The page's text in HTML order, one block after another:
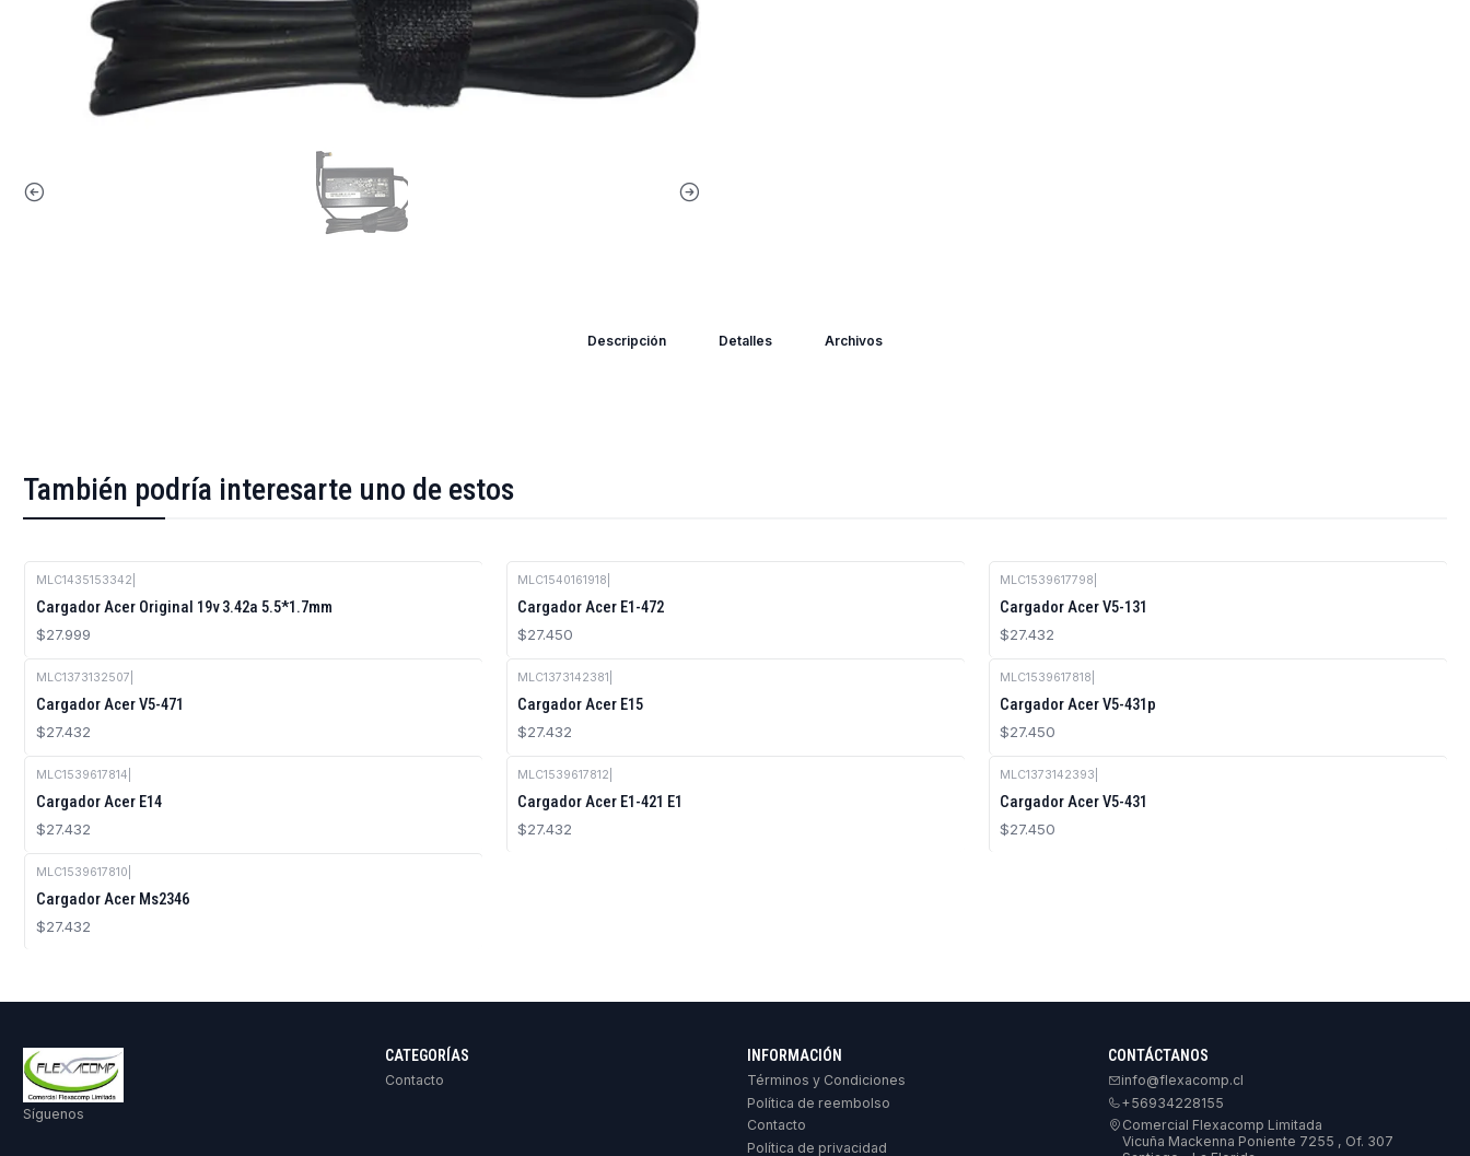
Descripción Detalles Archivos
También podría interesarte uno de estos
MLC1435153342
Cargador Acer Original 19v 3.42a 5.5*1.7mm
$27.999
MLC1540161918
Cargador Acer E1-472
$27.450
MLC1539617798
Cargador Acer V5-131
$27.432
MLC1373132507
Cargador Acer V5-471
$27.432
MLC1373142381
Cargador Acer E15
$27.432
MLC1539617818
Cargador Acer V5-431p
$27.450
MLC1539617814
Cargador Acer E14
$27.432
MLC1539617812
Cargador Acer E1-421 E1
$27.432
MLC1373142393
Cargador Acer V5-431
$27.450
MLC1539617810
Cargador Acer Ms2346
$27.432
Síguenos
CATEGORÍAS
Contacto
INFORMACIÓN
Términos y Condiciones
Política de reembolso
Contacto
Política de privacidad
CONTÁCTANOS
info@flexacomp.cl
+56934228155
Comercial Flexacomp Limitada
Vicuña Mackenna Poniente 7255 , Of. 307